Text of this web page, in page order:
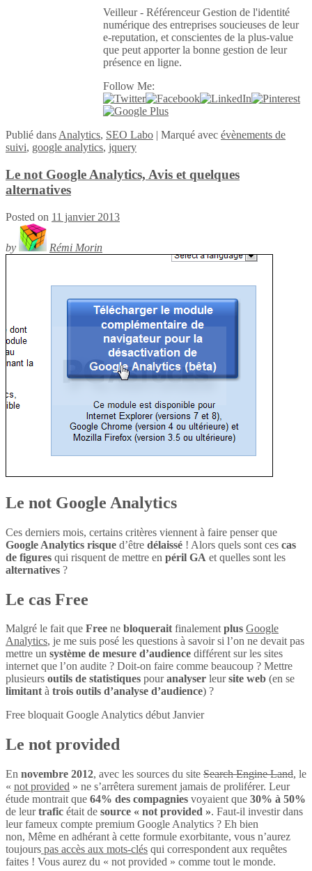
Veilleur - Référenceur Gestion de l'identité
numérique des entreprises soucieuses de leur
e-reputation, et conscientes de la plus-value
que peut apporter la bonne gestion de leur
présence en ligne.
Follow Me:
Publié dans Analytics, SEO Labo | Marqué avec évènements de
suivi, google analytics, jquery
Le not Google Analytics, Avis et quelques
alternatives
Posted on 11 janvier 2013
by Rémi Morin
Le not Google Analytics
Ces derniers mois, certains critères viennent à faire penser que
Google Analytics risque d’être délaissé ! Alors quels sont ces cas
de figures qui risquent de mettre en péril GA et quelles sont les
alternatives ?
Le cas Free
Malgré le fait que Free ne bloqueraitfinalementplus Google
Analytics, je me suis posé les questions à savoir si l’on ne devait pas
mettre un système de mesure d’audience différent sur les sites
internet que l’on audite ? Doit-on faire comme beaucoup ? Mettre
plusieurs outils de statistiques pouranalyser leursite web (en se
limitantà trois outils d’analyse d’audience) ?
Free bloquait Google Analytics début Janvier
Le not provided
En novembre 2012, avec les sources du site Search Engine Land, le
« not provided » ne s’arrêtera surement jamais de proliférer. Leur
étude montrait que 64% des compagnies voyaient que 30% à 50%
de leurtrafic était de source « not provided ». Faut-il investir dans
leur fameux compte premium Google Analytics ? Eh bien
non, Même en adhérant à cette formule exorbitante, vous n’aurez
toujours pas accès aux mots-clés qui correspondent aux requêtes
faites ! Vous aurez du « not provided » comme tout le monde.